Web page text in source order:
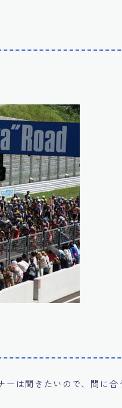
は聞きたいので、間に合